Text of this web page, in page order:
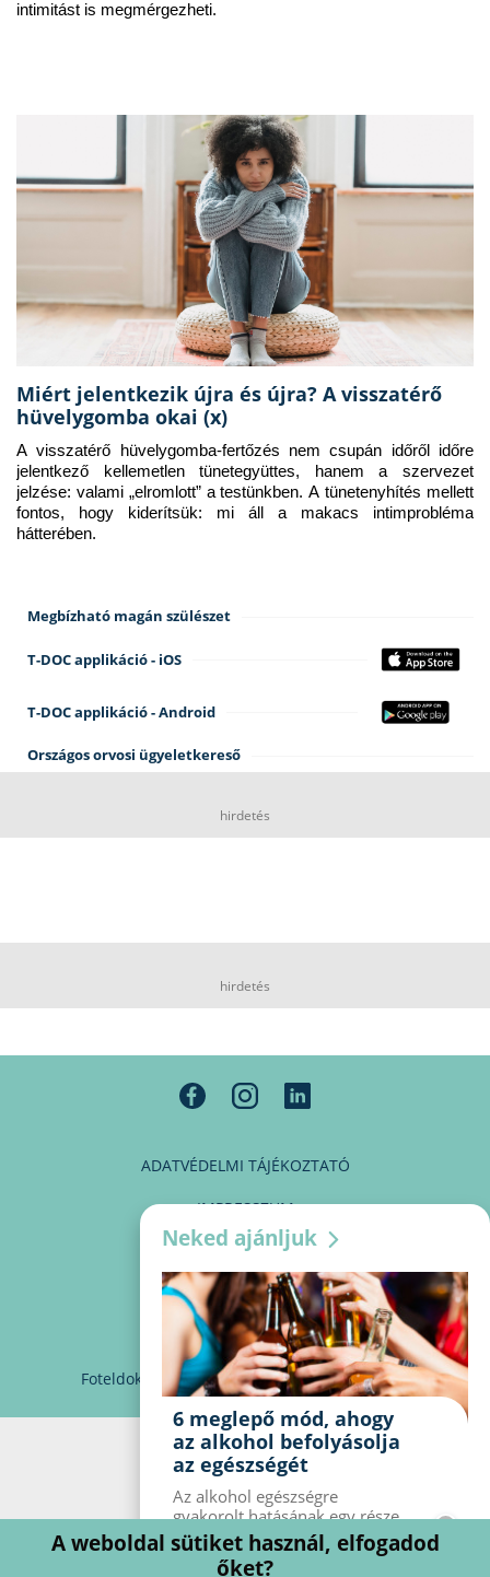
intimitást is megmérgezheti.
Miért jelentkezik újra és újra? A visszatérő
hüvelygomba okai (x)
A visszatérő hüvelygomba-fertőzés nem csupán időről időre
jelentkező kellemetlen tünetegyüttes, hanem a szervezet
jelzése: valami „elromlott” a testünkben. A tünetenyhítés mellett
fontos, hogy kiderítsük: mi áll a makacs intimprobléma
hátterében.
Megbízható magán szülészet
T-DOC applikáció - iOS
T-DOC applikáció - Android
Országos orvosi ügyeletkereső
hirdetés
hirdetés
ADATVÉDELMI TÁJÉKOZTATÓ
IMPRESSZUM
MÉDIAAJÁNLAT
PARTNEREINK
KAPCSOLAT
Foteldoki info@foteldoki.hu Süti beállítások
Neked ajánljuk
6 meglepő mód, ahogy
az alkohol befolyásolja
az egészségét
Az alkohol egészségre
gyakorolt ​​hatásának egy része
jól ismert, mások azonban
meglepők lehetnek. Van hat
A weboldal sütiket használ, elfogadod
őket?